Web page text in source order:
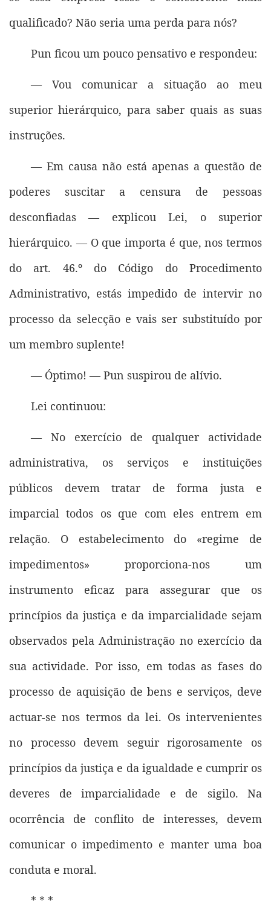
qualificado? Não seria uma perda para nós?
Pun ficou um pouco pensativo e respondeu:
— Vou comunicar a situação ao meu
superior hierárquico, para saber quais as suas
instruções.
— Em causa não está apenas a questão de
poderes suscitar a censura de pessoas
desconfiadas — explicou Lei, o superior
hierárquico. — O que importa é que, nos termos
do art. 46.º do Código do Procedimento
Administrativo, estás impedido de intervir no
processo da selecção e vais ser substituído por
um membro suplente!
— Óptimo! — Pun suspirou de alívio.
Lei continuou:
— No exercício de qualquer actividade
administrativa, os serviços e instituições
públicos devem tratar de forma justa e
imparcial todos os que com eles entrem em
relação. O estabelecimento do «regime de
impedimentos» proporciona-nos um
instrumento eficaz para assegurar que os
princípios da justiça e da imparcialidade sejam
observados pela Administração no exercício da
sua actividade. Por isso, em todas as fases do
processo de aquisição de bens e serviços, deve
actuar-se nos termos da lei. Os intervenientes
no processo devem seguir rigorosamente os
princípios da justiça e da igualdade e cumprir os
deveres de imparcialidade e de sigilo. Na
ocorrência de conflito de interesses, devem
comunicar o impedimento e manter uma boa
conduta e moral.
* * *